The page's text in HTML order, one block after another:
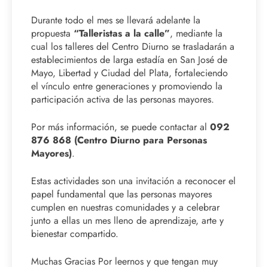
Durante todo el mes se llevará adelante la
propuesta “Talleristas a la calle”, mediante la
cual los talleres del Centro Diurno se trasladarán a
establecimientos de larga estadía en San José de
Mayo, Libertad y Ciudad del Plata, fortaleciendo
el vínculo entre generaciones y promoviendo la
participación activa de las personas mayores.
Por más información, se puede contactar al 092
876 868 (Centro Diurno para Personas
Mayores).
Estas actividades son una invitación a reconocer el
papel fundamental que las personas mayores
cumplen en nuestras comunidades y a celebrar
junto a ellas un mes lleno de aprendizaje, arte y
bienestar compartido.
Muchas Gracias Por leernos y que tengan muy